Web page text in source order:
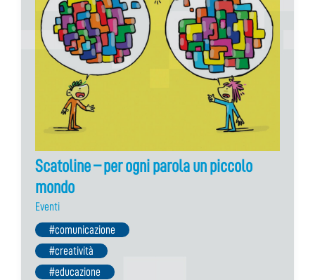
Scatoline – per ogni parola un piccolo
mondo
Eventi
#comunicazione
#creatività
#educazione